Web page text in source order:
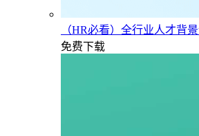
（HR必看）全行业人才背
免费下载